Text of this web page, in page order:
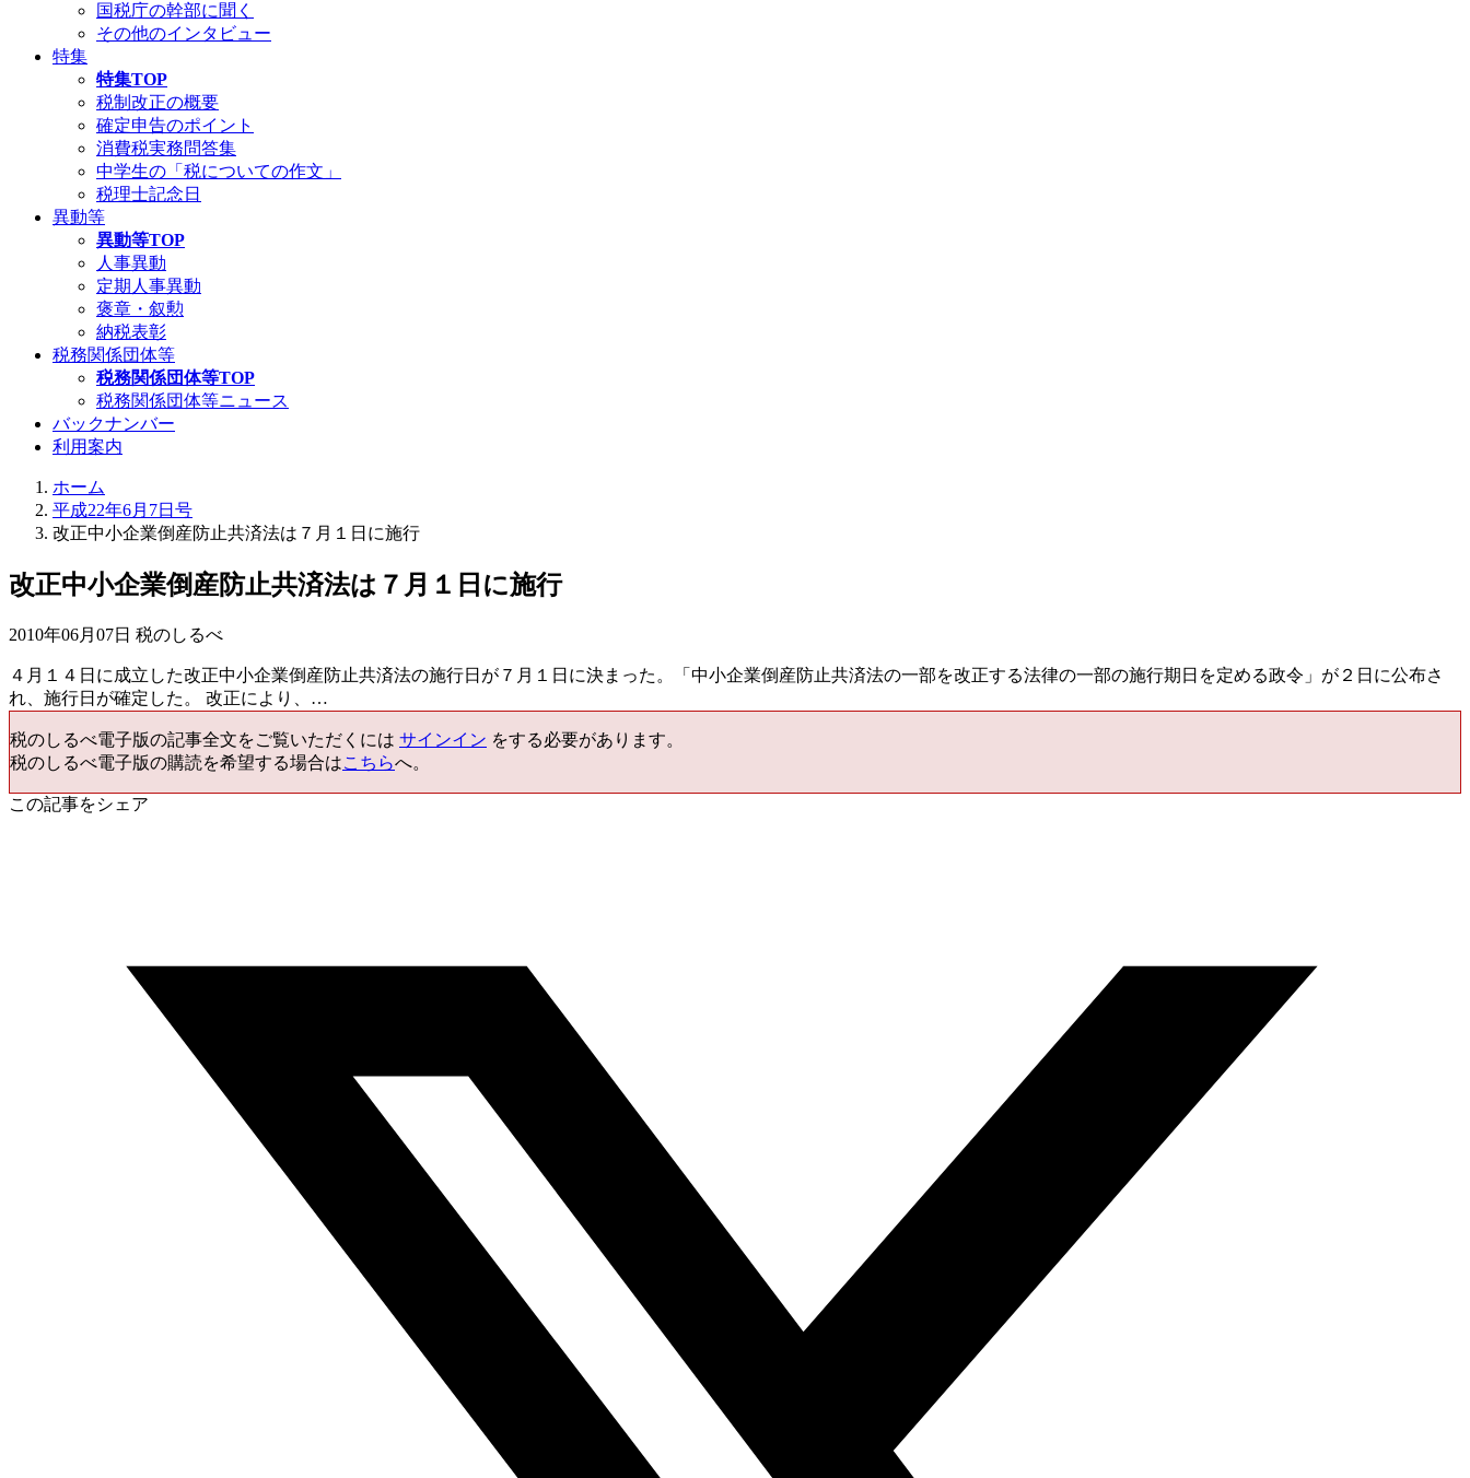
国税庁の幹部に聞く
その他のインタビュー
特集
特集TOP
税制改正の概要
確定申告のポイント
消費税実務問答集
中学生の「税についての作文」
税理士記念日
異動等
異動等TOP
人事異動
定期人事異動
褒章・叙勲
納税表彰
税務関係団体等
税務関係団体等TOP
税務関係団体等ニュース
バックナンバー
利用案内
ホーム
平成22年6月7日号
改正中小企業倒産防止共済法は７月１日に施行
改正中小企業倒産防止共済法は７月１日に施行
2010年06月07日 税のしるべ
４月１４日に成立した改正中小企業倒産防止共済法の施行日が７月１日に決まった。「中小企業倒産防止共済法の一部を改正する法律の一部の施行期日を定める政令」が２日に公布さ
れ、施行日が確定した。 改正により、…
税のしるべ電子版の記事全文をご覧いただくには サインイン をする必要があります。
税のしるべ電子版の購読を希望する場合はこちらへ。
この記事をシェア